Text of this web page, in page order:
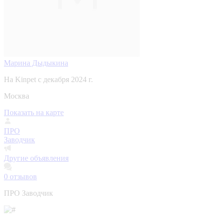
Марина Дыдыкина
На Kinpet c декабря 2024 г.
Москва
Показать на карте
ПРО
Заводчик
Другие объявления
0 отзывов
ПРО Заводчик